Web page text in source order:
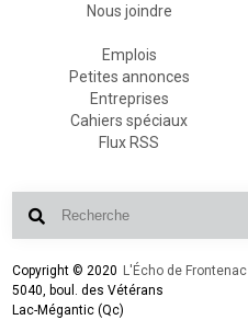
Nous joindre
Emplois
Petites annonces
Entreprises
Cahiers spéciaux
Flux RSS
Copyright © 2020 L'Écho de Frontenac
5040, boul. des Vétérans
Lac-Mégantic (Qc)